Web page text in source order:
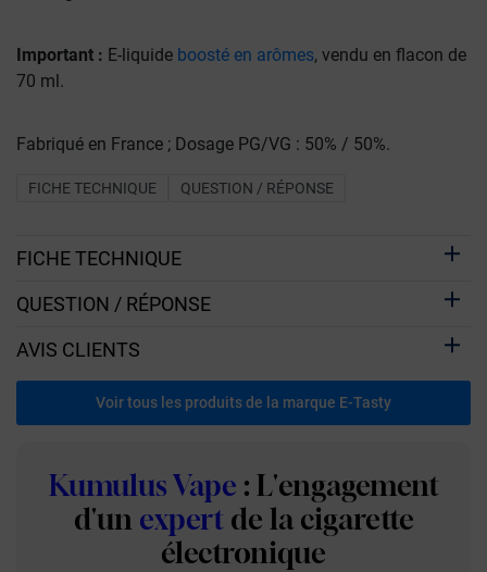
Important : E-liquide boosté en arômes, vendu en flacon de
70 ml.
Fabriqué en France ; Dosage PG/VG : 50% / 50%.
FICHE TECHNIQUE QUESTION / RÉPONSE
FICHE TECHNIQUE
QUESTION / RÉPONSE
AVIS CLIENTS
Voir tous les produits de la marque E-Tasty
Kumulus Vape : L'engagement
d'un expert de la cigarette
électronique